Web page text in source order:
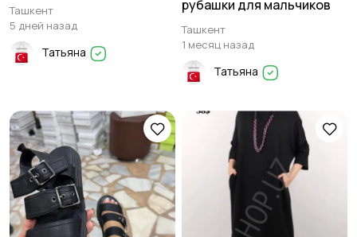
Ташкент
5 дней назад
Татьяна
рубашки для мальчиков
Ташкент
1 месяц назад
Татьяна